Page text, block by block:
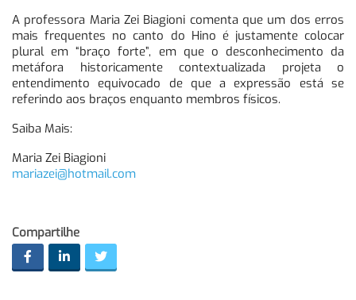
A professora Maria Zei Biagioni comenta que um dos erros
mais frequentes no canto do Hino é justamente colocar
plural em “braço forte”, em que o desconhecimento da
metáfora historicamente contextualizada projeta o
entendimento equivocado de que a expressão está se
referindo aos braços enquanto membros físicos.
Saiba Mais:
Maria Zei Biagioni
mariazei@hotmail.com
Compartilhe